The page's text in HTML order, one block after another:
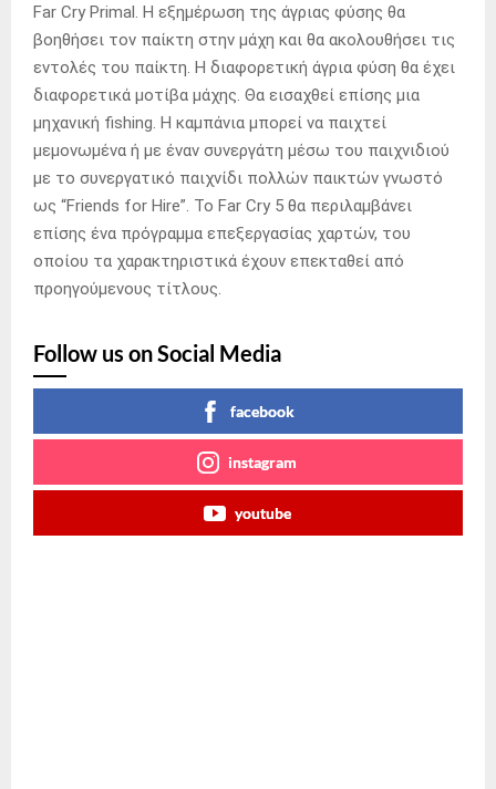
Far Cry Primal. Η εξημέρωση της άγριας φύσης θα
βοηθήσει τον παίκτη στην μάχη και θα ακολουθήσει τις
εντολές του παίκτη. Η διαφορετική άγρια ​​φύση θα έχει
διαφορετικά μοτίβα μάχης. Θα εισαχθεί επίσης μια
μηχανική fishing. Η καμπάνια μπορεί να παιχτεί
μεμονωμένα ή με έναν συνεργάτη μέσω του παιχνιδιού
με το συνεργατικό παιχνίδι πολλών παικτών γνωστό
ως “Friends for Hire”. Το Far Cry 5 θα περιλαμβάνει
επίσης ένα πρόγραμμα επεξεργασίας χαρτών, του
οποίου τα χαρακτηριστικά έχουν επεκταθεί από
προηγούμενους τίτλους.
Follow us on Social Media
facebook
instagram
youtube